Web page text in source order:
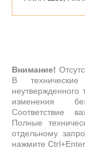
Внимание!
В технические
изменения
Соответствие
Полные
отдельному
нажмите Ctrl+Enter.